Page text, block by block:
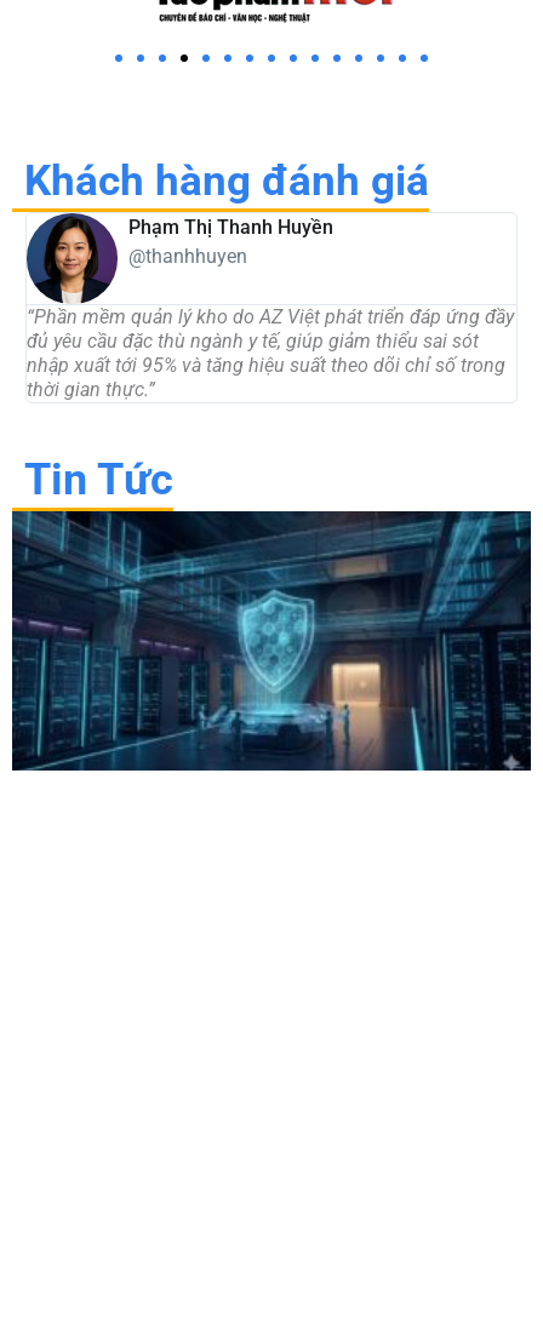
Khách hàng đánh giá
Phạm Thị Thanh Huyền
@thanhhuyen
“Phần mềm quản lý kho do AZ Việt phát triển đáp ứng đầy
đủ yêu cầu đặc thù ngành y tế, giúp giảm thiểu sai sót
nhập xuất tới 95% và tăng hiệu suất theo dõi chỉ số trong
thời gian thực.”
Tin Tức